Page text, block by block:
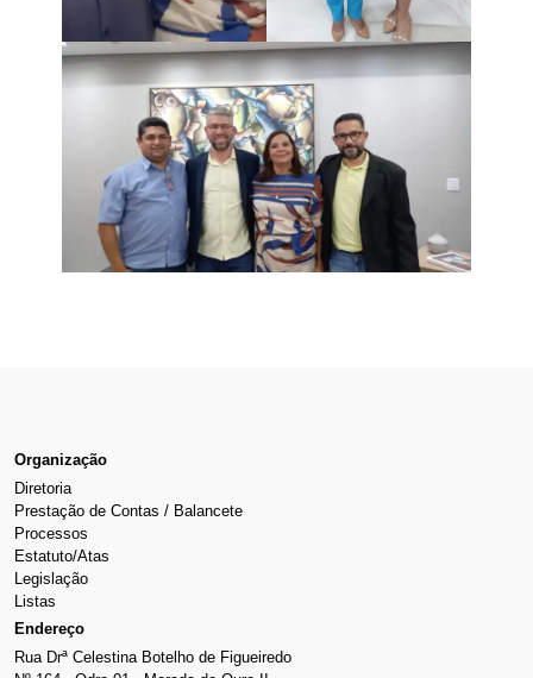
Organização
Diretoria
Prestação de Contas / Balancete
Processos
Estatuto/Atas
Legislação
Listas
Endereço
Rua Drª Celestina Botelho de Figueiredo